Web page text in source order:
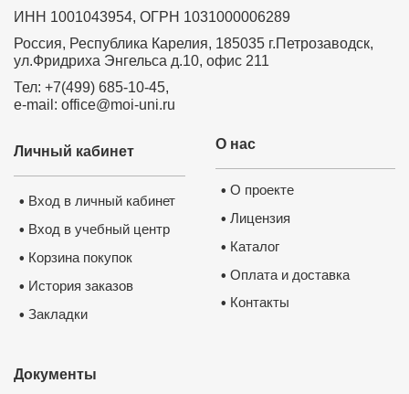
Курс профессиональной переподготовки
Курс повышения квалификации
"Физическое воспитание и формирование
правил здорового образа жизни у детей
школьного возраста в условиях
реализации ФГОС"
профессиональным стандартом и ФГОС"
"Теория и практика обучения биологии в
образовательной организации" с
присвоением квалификации "Учитель
Курс повышения квалификации
"Активизация учебно-познавательной
деятельности обучающихся на уроках
биологии и внеурочных курсах в условиях
реализации ФГОС"
Курс повышения квалификации
"Активизация учебно-познавательной
деятельности обучающихся на уроках
географии и внеурочных курсах в
ИНН 1001043954, ОГРН 1031000006289
Россия, Республика Карелия, 185035 г.Петрозаводск,
ул.Фридриха Энгельса д.10, офис 211
Тел: +7(499) 685-10-45,
e-mail: office@moi-uni.ru
О нас
• О проекте
• Лицензия
• Каталог
• Оплата и доставка
• Контакты
Личный кабинет
• Вход в личный кабинет
• Вход в учебный центр
• Корзина покупок
• История заказов
• Закладки
Документы